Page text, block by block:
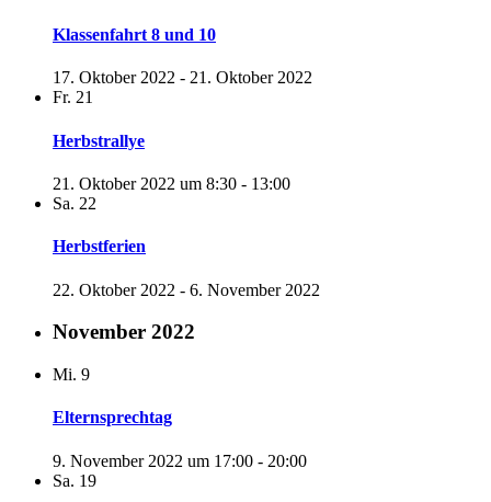
Klassenfahrt 8 und 10
17. Oktober 2022 - 21. Oktober 2022
Fr. 21
Herbstrallye
21. Oktober 2022 um 8:30 - 13:00
Sa. 22
Herbstferien
22. Oktober 2022 - 6. November 2022
November 2022
Mi. 9
Elternsprechtag
9. November 2022 um 17:00 - 20:00
Sa. 19